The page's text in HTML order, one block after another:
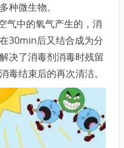
种微生物。
气中的氧气产生的，消
30min后又结合成为分
决了消毒剂消毒时残留
毒结束后的再次清洁。